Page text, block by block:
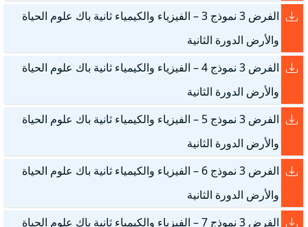
الفرض 3 نموذج 3 – الفيزياء والكيمياء ثانية باك علوم الحياة
والأرض الدورة الثانية
الفرض 3 نموذج 4 – الفيزياء والكيمياء ثانية باك علوم الحياة
والأرض الدورة الثانية
الفرض 3 نموذج 5 – الفيزياء والكيمياء ثانية باك علوم الحياة
والأرض الدورة الثانية
الفرض 3 نموذج 6 – الفيزياء والكيمياء ثانية باك علوم الحياة
والأرض الدورة الثانية
الفرض 3 نموذج 7 – الفيزياء والكيمياء ثانية باك علوم الحياة